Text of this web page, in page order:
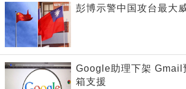
彭博示警中国攻台最大
Google助理下架 Gmail
箱支援